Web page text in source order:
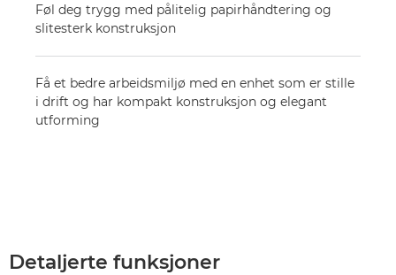
Føl deg trygg med pålitelig papirhåndtering og
slitesterk konstruksjon
Få et bedre arbeidsmiljø med en enhet som er stille
i drift og har kompakt konstruksjon og elegant
utforming
Detaljerte funksjoner